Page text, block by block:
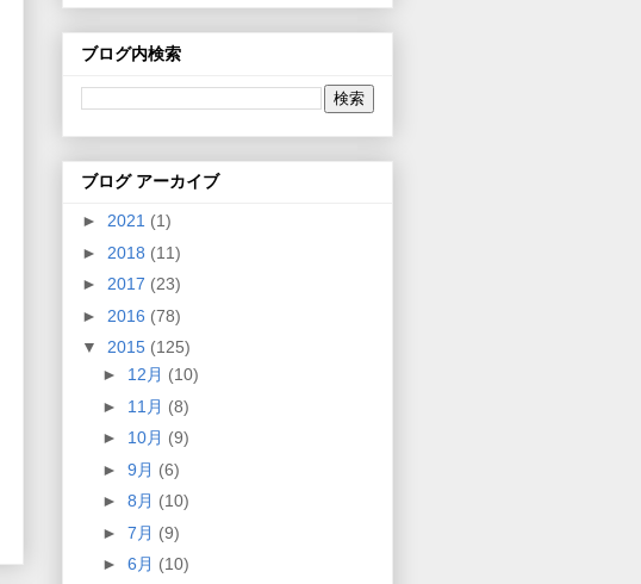
ブログ内検索
ブログ アーカイブ
► 2021 (1)
► 2018 (11)
► 2017 (23)
► 2016 (78)
▼ 2015 (125)
► 12月 (10)
► 11月 (8)
► 10月 (9)
► 9月 (6)
► 8月 (10)
► 7月 (9)
► 6月 (10)